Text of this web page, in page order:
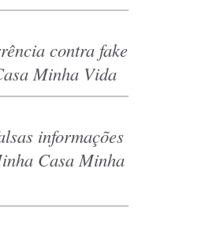
contra fake
Minha Vida
informações
Casa Minha